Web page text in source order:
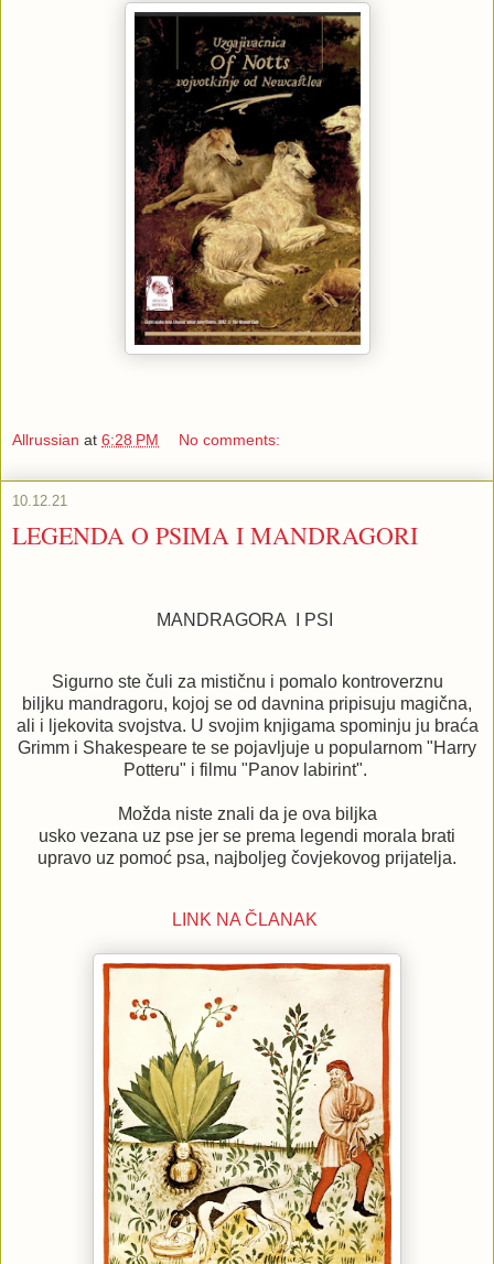
Allrussian at 6:28 PM No comments:
10.12.21
LEGENDA O PSIMA I MANDRAGORI
MANDRAGORA I PSI
Sigurno ste čuli za mističnu i pomalo kontroverznu
biljku mandragoru, kojoj se od davnina pripisuju magična,
ali i ljekovita svojstva. U svojim knjigama spominju ju braća
Grimm i Shakespeare te se pojavljuje u popularnom "Harry
Potteru" i filmu "Panov labirint".
Možda niste znali da je ova biljka
usko vezana uz pse jer se prema legendi morala brati
upravo uz pomoć psa, najboljeg čovjekovog prijatelja.
LINK NA ČLANAK